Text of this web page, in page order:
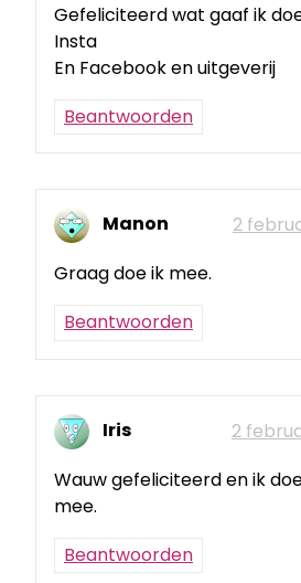
Gefeliciteerd wat gaaf ik
Insta
En Facebook en uitgeverij
Beantwoorden
Manon
2
Graag doe ik mee.
Beantwoorden
Iris
2
Wauw gefeliciteerd en ik
mee.
Beantwoorden